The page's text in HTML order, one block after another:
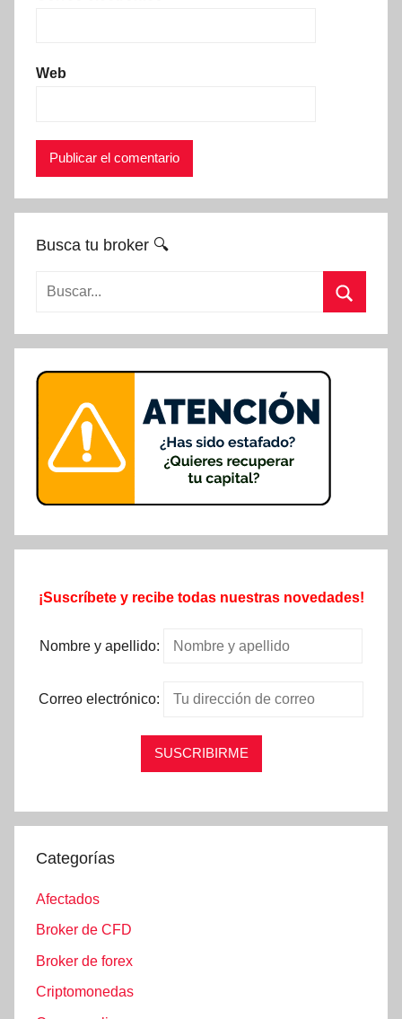
Web
Busca tu broker 🔍
Buscar:
¡Suscríbete y recibe todas nuestras novedades!
Nombre y apellido:
Correo electrónico:
Categorías
Afectados
Broker de CFD
Broker de forex
Criptomonedas